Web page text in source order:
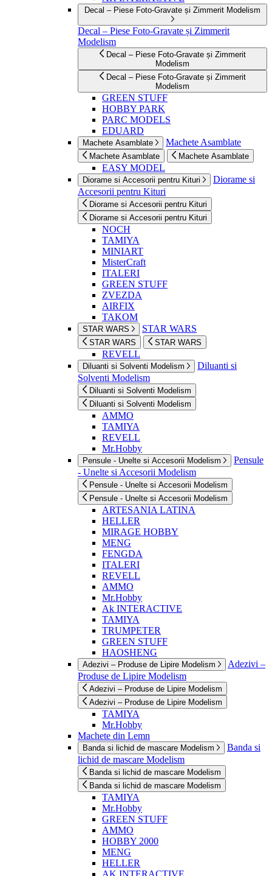
Decal – Piese Foto-Gravate și Zimmerit Modelism
Decal – Piese Foto-Gravate și Zimmerit
Modelism
Decal – Piese Foto-Gravate și Zimmerit
Modelism
Decal – Piese Foto-Gravate și Zimmerit
Modelism
GREEN STUFF
HOBBY PARK
PARC MODELS
EDUARD
Machete Asamblate Machete Asamblate
Machete Asamblate Machete Asamblate
EASY MODEL
Diorame si Accesorii pentru Kituri
Diorame si
Accesorii pentru Kituri
Diorame si Accesorii pentru Kituri
Diorame si Accesorii pentru Kituri
NOCH
TAMIYA
MINIART
MisterCraft
ITALERI
GREEN STUFF
ZVEZDA
AIRFIX
TAKOM
STAR WARS STAR WARS
STAR WARS STAR WARS
REVELL
Diluanti si Solventi Modelism
Diluanti si
Solventi Modelism
Diluanti si Solventi Modelism
Diluanti si Solventi Modelism
AMMO
TAMIYA
REVELL
Mr.Hobby
Pensule - Unelte si Accesorii Modelism
Pensule
- Unelte si Accesorii Modelism
Pensule - Unelte si Accesorii Modelism
Pensule - Unelte si Accesorii Modelism
ARTESANIA LATINA
HELLER
MIRAGE HOBBY
MENG
FENGDA
ITALERI
REVELL
AMMO
Mr.Hobby
Ak INTERACTIVE
TAMIYA
TRUMPETER
GREEN STUFF
HAOSHENG
Adezivi – Produse de Lipire Modelism
Adezivi –
Produse de Lipire Modelism
Adezivi – Produse de Lipire Modelism
Adezivi – Produse de Lipire Modelism
TAMIYA
Mr.Hobby
Machete din Lemn
Banda si lichid de mascare Modelism
Banda si
lichid de mascare Modelism
Banda si lichid de mascare Modelism
Banda si lichid de mascare Modelism
TAMIYA
Mr.Hobby
GREEN STUFF
AMMO
HOBBY 2000
MENG
HELLER